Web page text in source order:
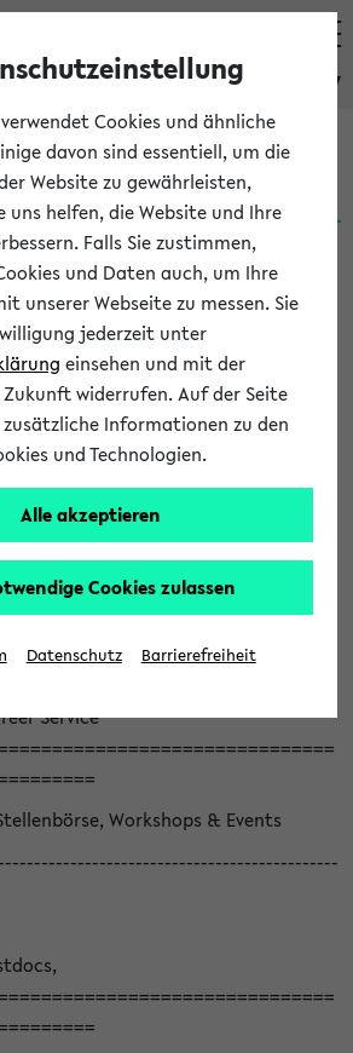
eKVV
zur
an der Universität
career@uni-bielefeld.de an den
mailing/203/932
index.html>
'26
Service
Workshops & Events
Cookies und ähnliche
davon sind essentiell, um die
Website zu gewährleisten,
uns helfen, die Website und Ihre
Falls Sie zustimmen,
und Daten auch, um Ihre
unserer Webseite zu messen. Sie
jederzeit unter
einsehen und mit der
widerrufen. Auf der Seite
Informationen zu den
und Technologien.
Alle akzeptieren
Cookies zulassen
Datenschutz Barrierefreiheit